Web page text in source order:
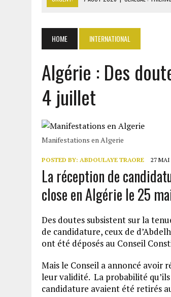
7 AOÛT 2026 | OUATTARA APPELLE À L’UNION
7 AOÛT 2026
CÔTE D’IVOIRE : OUATTARA
HOME INTERNATIONAL
Algérie : Des
4 juillet
Manifestations en Algerie
POSTED BY: ABDOULAYE TRAORE 27 MAI
La réception de
close en Algérie le 25
Des doutes subsistent sur la
de candidature, ceux de
ont été déposés au Conseil
Mais le Conseil a annoncé avoir
leur validité. La probabilité
candidature avaient été retirés